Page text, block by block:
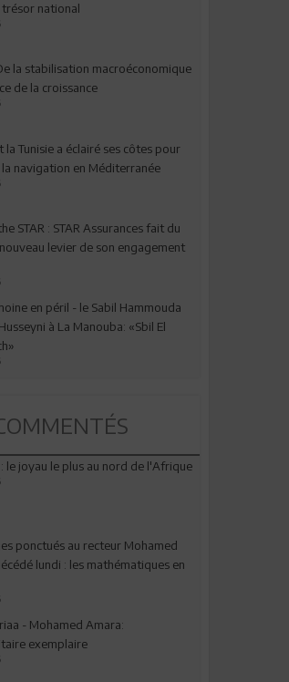
national
la stabilisation macroéconomique
de la croissance
la Tunisie a éclairé ses côtes pour
la navigation en Méditerranée
STAR : STAR Assurances fait du
levier de son engagement
en péril - le Sabil Hammouda
à La Manouba: «Sbil El
le joyau le plus au nord de l'Afrique
ponctués au recteur Mohamed
lundi : les mathématiques en
- Mohamed Amara:
exemplaire